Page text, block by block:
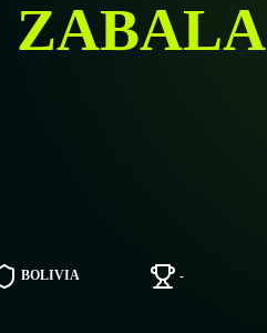
ZABALA
BOLIVIA -